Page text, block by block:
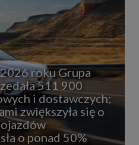
roku Grupa
511 900
i dostawczych;
zwiększyła się o
o ponad 50%